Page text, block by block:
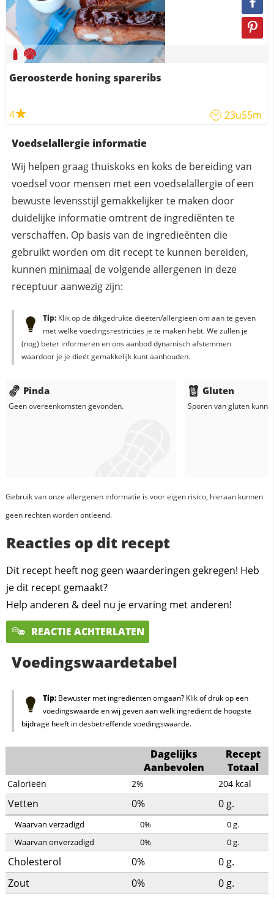
Geroosterde honing spareribs
4 23u55m
Voedselallergie informatie
Wij helpen graag thuiskoks en koks de bereiding van
voedsel voor mensen met een voedselallergie of een
bewuste levensstijl gemakkelijker te maken door
duidelijke informatie omtrent de ingrediënten te
verschaffen. Op basis van de ingredieënten die
gebruikt worden om dit recept te kunnen bereiden,
kunnen minimaal de volgende allergenen in deze
receptuur aanwezig zijn:
Tip:Klik op de dikgedrukte dieëten/allergieën om aan te geven
met welke voedingsrestricties je te maken hebt. We zullen je
(nog) beter informeren en ons aanbod dynamisch afstemmen
waardoor je je dieët gemakkelijk kunt aanhouden.
Pinda
Geen overeenkomsten gevonden.
Gluten
Sporen van gluten
Gebruik van onze allergenen informatie is voor eigen risico, hieraan kunnen
geen rechten worden ontleend.
Reacties op dit recept
Dit recept heeft nog geen waarderingen gekregen! Heb
je dit recept gemaakt?
Help anderen & deel nu je ervaring met anderen!
REACTIE ACHTERLATEN
Voedingswaardetabel
Tip:Bewuster met ingrediënten omgaan? Klik of druk op een
voedingswaarde en wij geven aan welk ingrediënt de hoogste
bijdrage heeft in desbetreffende voedingswaarde.
Dagelijks
Aanbevolen
Recept
Totaal
Calorieën 2% 204 kcal
Vetten 0% 0 g.
Waarvan verzadigd 0% 0g.
Waarvan onverzadigd
0% 0g.
Cholesterol 0% 0 g.
Zout
0% 0 g.